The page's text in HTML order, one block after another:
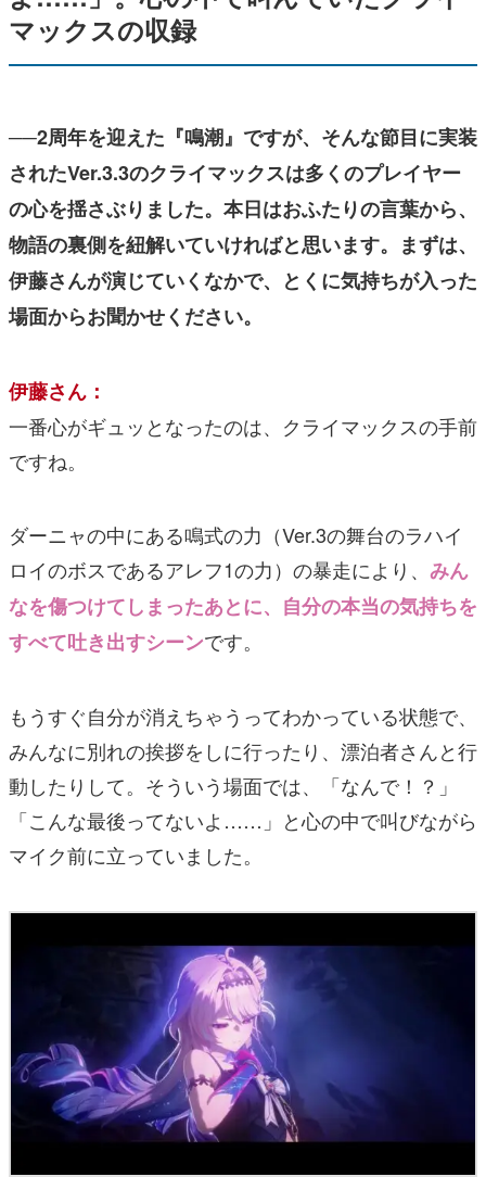
マックスの収録
──2周年を迎えた『鳴潮』ですが、そんな節目に実装
されたVer.3.3のクライマックスは多くのプレイヤー
の心を揺さぶりました。本日はおふたりの言葉から、
物語の裏側を紐解いていければと思います。まずは、
伊藤さんが演じていくなかで、とくに気持ちが入った
場面からお聞かせください。
伊藤さん：
一番心がギュッとなったのは、クライマックスの手前
ですね。
ダーニャの中にある鳴式の力（Ver.3の舞台のラハイ
ロイのボスであるアレフ1の力）の暴走により、 みん
なを傷つけてしまったあとに、自分の本当の気持ちを
すべて吐き出すシーンです。
もうすぐ自分が消えちゃうってわかっている状態で、
みんなに別れの挨拶をしに行ったり、漂泊者さんと行
動したりして。そういう場面では、「なんで！？」
「こんな最後ってないよ……」と心の中で叫びながら
マイク前に立っていました。